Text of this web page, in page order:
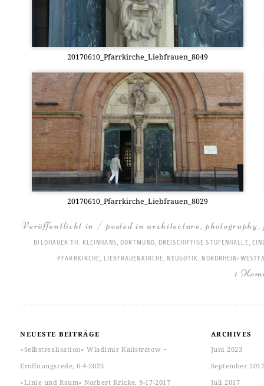
20170610_Pfarrkirche_Liebfrauen_8049
20170610_Pfarrkirche_Liebfrauen_8029
Veröffentlicht in / posted inarchitecture,photography,
BILDHAUER TH. KLEINHANS, DORTMUND, DREISCHIFFIGE STUFENHALLE,
PFARRKIRCHE, LIEBFRAUENKIRCHE, NEUGOTIK, NORDRHEIN-
1
NEUESTE BEITRÄGE
»Selbstrealisation« Wladimir Kalistratow ‒
Eröffnungsrede, 6-4-2023
»Linie und Raum« Norbert Kricke, 9-17-2017
ARCHIVES
Juni 2023
September
Juli 2017